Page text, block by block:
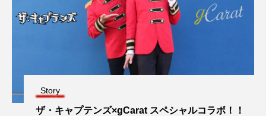
Story
ザ・キャプテンズ×gCarat スペシャルコラボ！！